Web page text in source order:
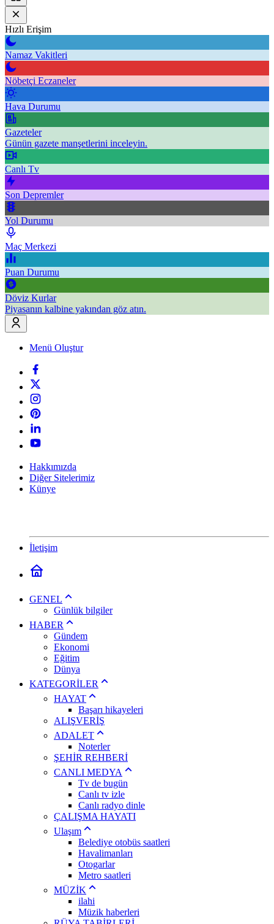
Hızlı Erişim
Namaz Vakitleri
Nöbetçi Eczaneler
Hava Durumu
Gazeteler
Günün gazete manşetlerini inceleyin.
Canlı Tv
Son Depremler
Yol Durumu
Maç Merkezi
Puan Durumu
Döviz Kurlar
Piyasanın kalbine yakından göz atın.
Menü Oluştur
Hakkımızda
Diğer Sitelerimiz
Künye
İletişim
GENEL
Günlük bilgiler
HABER
Gündem
Ekonomi
Eğitim
Dünya
KATEGORİLER
HAYAT
Başarı hikayeleri
ALIŞVERİŞ
ADALET
Noterler
ŞEHİR REHBERİ
CANLI MEDYA
Tv de bugün
Canlı tv izle
Canlı radyo dinle
ÇALIŞMA HAYATI
Ulaşım
Belediye otobüs saatleri
Havalimanları
Otogarlar
Metro saatleri
MÜZİK
ilahi
Müzik haberleri